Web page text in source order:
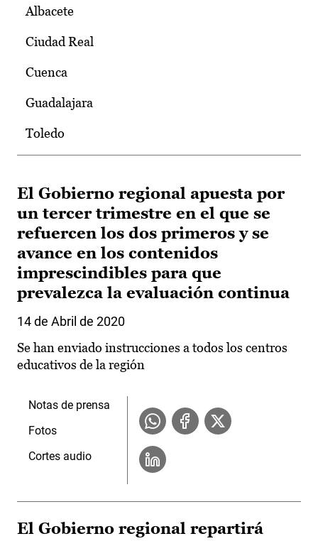
Albacete
Ciudad Real
Cuenca
Guadalajara
Toledo
El Gobierno regional apuesta por
un tercer trimestre en el que se
refuercen los dos primeros y se
avance en los contenidos
imprescindibles para que
prevalezca la evaluación continua
14 de Abril de 2020
Se han enviado instrucciones a todos los centros
educativos de la región
Notas de prensa
Fotos
Cortes audio
El Gobierno regional repartirá